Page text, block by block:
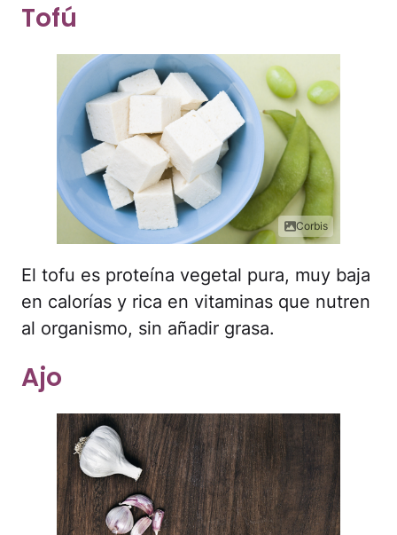
Tofú
Corbis
El tofu es proteína vegetal pura, muy baja
en calorías y rica en vitaminas que nutren
al organismo, sin añadir grasa.
Ajo